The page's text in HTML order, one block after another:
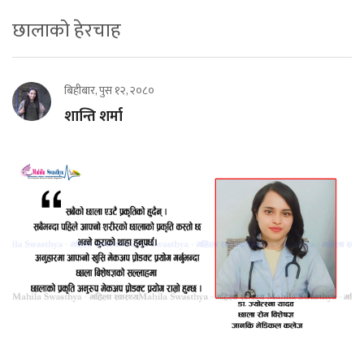
छालाको हेरचाह
बिहीबार, पुस १२, २०८०
शान्ति शर्मा